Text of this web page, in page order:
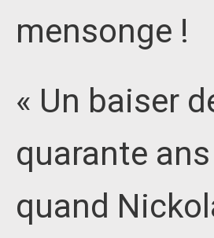
mensonge !
« Un baiser
quarante ans
quand